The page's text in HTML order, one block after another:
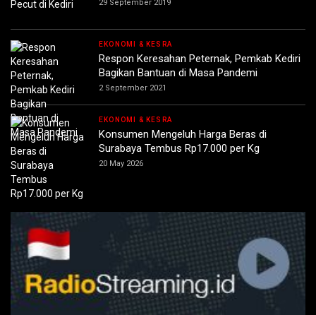
29 September 2019
EKONOMI & KESRA
Respon Keresahan Peternak, Pemkab Kediri
Bagikan Bantuan di Masa Pandemi
2 September 2021
EKONOMI & KESRA
Konsumen Mengeluh Harga Beras di
Surabaya Tembus Rp17.000 per Kg
20 May 2026